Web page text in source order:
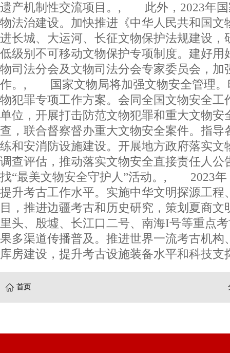
遗产机制性交流项目。, 此外，2023年国
物法治建设。加快推进《中华人民共和国文
进长城、大运河、长征文物保护法规建设，
低级别不可移动文物保护专项制度。建好用
物司法分会及文物司法分会专家委员会，加
作。, 国家文物局将加强文物安全管理。
物犯罪专项工作方案。会同全国文物安全工
单位，开展打击防范文物犯罪和重大文物安
查，联合督察督办重大文物安全案件。指导
练和安消防设施建设。开展地方政府落实文
调查评估，推动落实文物安全直接责任人公
找“最美文物安全守护人”活动。, 2023年
提升考古工作水平。实施中华文明探源工程
目，推进边疆考古和历史研究，策划夏商文
里头、殷墟、长江口二号、南海I号等重点
果多渠道传播普及。推进世界一流考古机构
库房建设，提升考古设施装备水平和科技支
首页